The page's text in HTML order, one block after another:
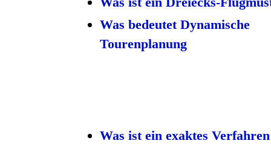
Was bedeutet Dynamische
Tourenplanung
Was ist ein exaktes Verfahren